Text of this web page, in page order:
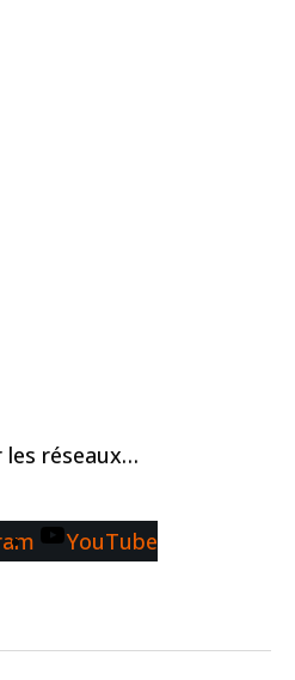
les réseaux…
YouTube